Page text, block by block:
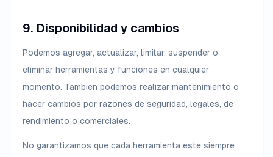
9. Disponibilidad y cambios
Podemos agregar, actualizar, limitar, suspender o
eliminar herramientas y funciones en cualquier
momento. Tambien podemos realizar mantenimiento o
hacer cambios por razones de seguridad, legales, de
rendimiento o comerciales.
No garantizamos que cada herramienta este siempre